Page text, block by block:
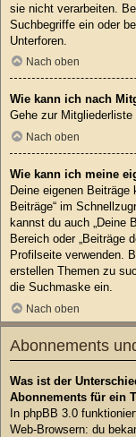
sie nicht verarbeiten.
Suchbegriffe ein oder
Unterforen.
Nach oben
Wie kann ich nach
Gehe zur Mitgliederliste
Nach oben
Wie kann ich meine
Deine eigenen
Beiträge“ im
kannst du auch „Deine
Bereich oder „Beiträge
Profilseite verwenden.
erstellen Themen zu
die Suchmaske ein.
Nach oben
Abonnements
Was ist der
Abonnements für ein
In phpBB 3.0
Web-Browsern: du